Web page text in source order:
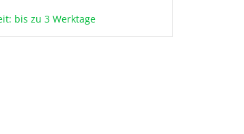
bis zu 3 Werktage